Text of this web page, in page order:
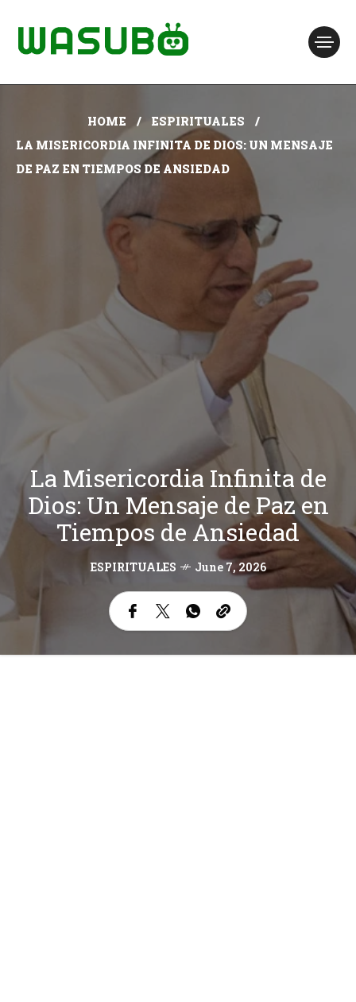
HOME
ESPIRITUALES
LA MISERICORDIA INFINITA DE DIOS: UN MENSAJE
DE PAZ EN TIEMPOS DE ANSIEDAD
La Misericordia Infinita de
Dios: Un Mensaje de Paz en
Tiempos de Ansiedad
ESPIRITUALES June 7, 2026